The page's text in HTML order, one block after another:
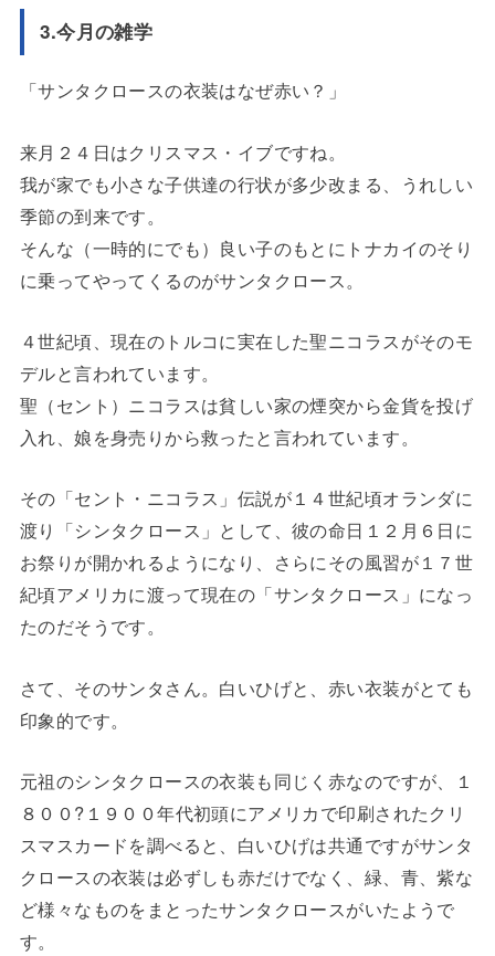
3.今月の雑学
「サンタクロースの衣装はなぜ赤い？」
来月２４日はクリスマス・イブですね。
我が家でも小さな子供達の行状が多少改まる、うれしい
季節の到来です。
そんな（一時的にでも）良い子のもとにトナカイのそり
に乗ってやってくるのがサンタクロース。
４世紀頃、現在のトルコに実在した聖ニコラスがそのモ
デルと言われています。
聖（セント）ニコラスは貧しい家の煙突から金貨を投げ
入れ、娘を身売りから救ったと言われています。
その「セント・ニコラス」伝説が１４世紀頃オランダに
渡り「シンタクロース」として、彼の命日１２月６日に
お祭りが開かれるようになり、さらにその風習が１７世
紀頃アメリカに渡って現在の「サンタクロース」になっ
たのだそうです。
さて、そのサンタさん。白いひげと、赤い衣装がとても
印象的です。
元祖のシンタクロースの衣装も同じく赤なのですが、１
８００?１９００年代初頭にアメリカで印刷されたクリ
スマスカードを調べると、白いひげは共通ですがサンタ
クロースの衣装は必ずしも赤だけでなく、緑、青、紫な
ど様々なものをまとったサンタクロースがいたようで
す。